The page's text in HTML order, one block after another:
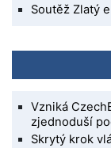
Soutěž Zlatý
Vzniká
zjednoduší
Skrytý krok